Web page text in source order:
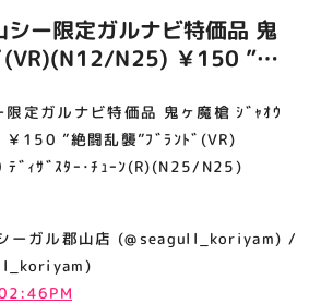
営業時間
場
RECRUIT
スタッフ募集
シー限定ガルナビ特価品 鬼
(VR)(N12/N25) ￥150 ”絶
N25) ￥250
定ガルナビ特価品 鬼ヶ魔槍 ｼﾞｬｵｳ
150 ”絶闘乱襲”ﾌﾞﾗﾝﾄﾞ(VR)
ﾞｨｻﾞｽﾀｰ･ﾁｭｰﾝ(R)(N25/N25)
ーガル郡山店 (@seagull_koriyam) /